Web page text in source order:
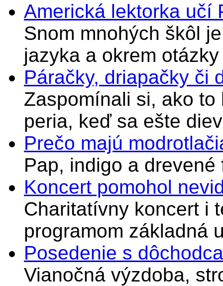
Americká lektorka učí
Snom mnohých škôl
jazyka a okrem
Páračky, driapačky či
Zaspomínali si, ako
peria, keď sa ešte
Prečo majú
Pap, indigo a drevené
Koncert pomohol
Charitatívny koncert i
programom základná
Posedenie s
Vianočná výzdoba,